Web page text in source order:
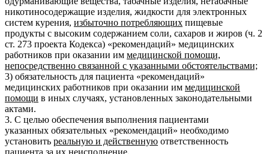
никотиносодержащие изделия, жидкости для электронных
систем курения, избыточно потребляющих пищевые
продукты с высоким содержанием соли, сахаров и жиров (ч. 2
ст. 273 проекта Кодекса) «рекомендаций» медицинских
работников при оказании им медицинской помощи,
непосредственно связанной с указанными обстоятельствами;
3) обязательность для пациента «рекомендаций»
медицинских работников при оказании им медицинской
помощи в иных случаях, установленных законодательными
актами.
3. С целью обеспечения выполнения пациентами
указанных обязательных «рекомендаций» необходимо
установить реальную и действенную ответственность
пациента за их неисполнение.